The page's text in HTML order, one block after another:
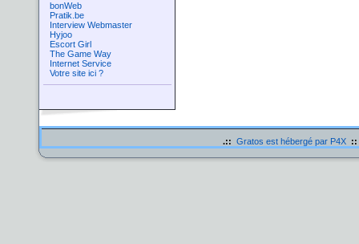
bonWeb
Pratik.be
Interview Webmaster
Hyjoo
Escort Girl
The Game Way
Internet Service
Votre site ici ?
.:: Gratos est hébergé par P4X ::